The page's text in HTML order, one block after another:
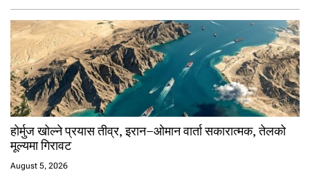
होर्मुज खोल्ने प्रयास तीव्र, इरान–ओमान वार्ता सकारात्मक, तेलको
मूल्यमा गिरावट
August 5, 2026